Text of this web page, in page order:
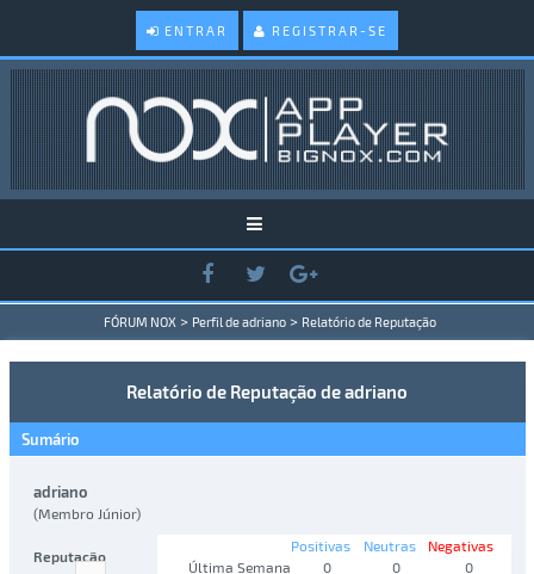
ENTRAR REGISTRAR-SE
FÓRUM NOX > Perfil de adriano > Relatório de Reputação
Relatório de Reputação de adriano
Sumário
adriano
(Membro Júnior)
Reputação
Positivas Neutras
Negativas
Última Semana
0 0
0